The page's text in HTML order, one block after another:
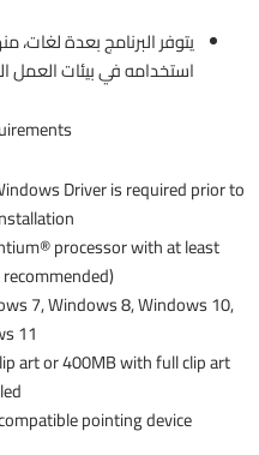
يتوفر البرنامج بعدة لغات،
استخدامه في بيئات العمل
Driver is required prior to
processor with at least
7, Windows 8, Windows 10,
11
art or 400MB with full clip art
pointing device